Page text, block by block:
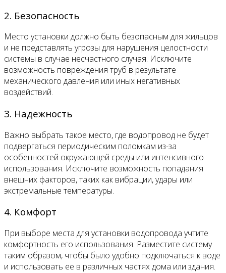
2. Безопасность
Место установки должно быть безопасным для жильцов
и не представлять угрозы для нарушения целостности
системы в случае несчастного случая. Исключите
возможность повреждения труб в результате
механического давления или иных негативных
воздействий.
3. Надежность
Важно выбрать такое место, где водопровод не будет
подвергаться периодическим поломкам из-за
особенностей окружающей среды или интенсивного
использования. Исключите возможность попадания
внешних факторов, таких как вибрации, удары или
экстремальные температуры.
4. Комфорт
При выборе места для установки водопровода учтите
комфортность его использования. Разместите систему
таким образом, чтобы было удобно подключаться к воде
и использовать ее в различных частях дома или здания.